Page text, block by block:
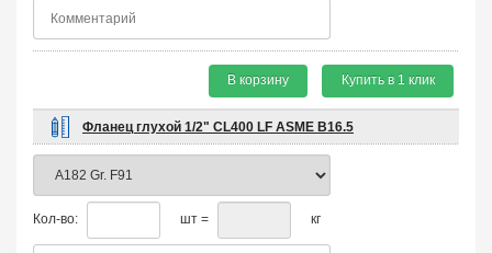
В корзину Купить в 1 клик
Фланец глухой 1/2" CL400 LF ASME B16.5
Кол-во: шт = кг